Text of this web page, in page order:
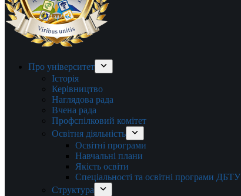
Про університет
Історія
Керівництво
Наглядова рада
Вчена рада
Профспілковий комітет
Освітня діяльність
Освітні програми
Навчальні плани
Якість освіти
Спеціальності та освітні програми ДБТУ
Структура